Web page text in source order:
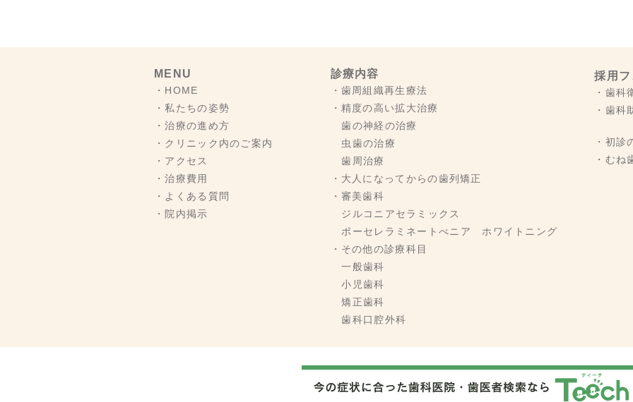
MENU
・HOME
・私たちの姿勢
・治療の進め方
・クリニック内のご案内
・アクセス
・治療費用
・よくある質問
・院内掲示
診療内容
・歯周組織再生療法
・精度の高い拡大治療
歯の神経の治療
虫歯の治療
歯周治療
・大人になってからの歯列矯正
・審美歯科
ジルコニアセラミックス
ポーセレラミネートべニア ホワイトニング
・その他の診療科目
一般歯科
小児歯科
矯正歯科
歯科口腔外科
採用
・歯科
・歯科
・初診
・むね